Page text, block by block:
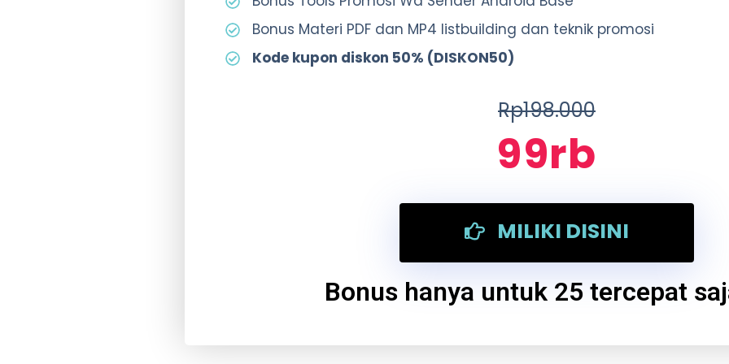
Bonus Materi PDF dan MP4 listbuilding dan teknik promosi
Kode kupon diskon 50% (DISKON50)
Rp198.000
99rb
MILIKI DISINI
Bonus hanya untuk 25 tercepat